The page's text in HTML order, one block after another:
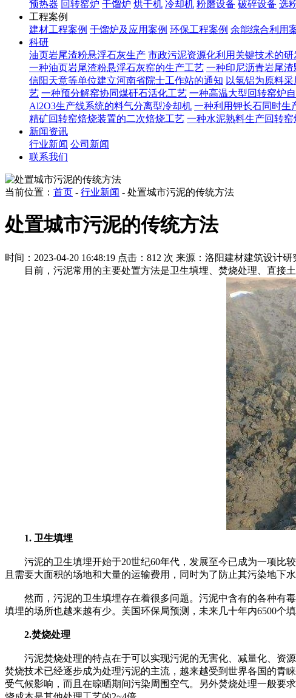
预热器 回转窑炉 干馏炉 烘干机 冷却机 粉磨设备 破碎设备 选
工程案例
建材工程案例 干馏炉及应用案例 环保工程案例 余能综合利用
科研
油页岩尾渣粉悬浮石灰生产 市政污泥资源化利用关键技术的研
一种油页岩尾渣粉悬浮石灰窑的生产工艺 一种印尼沥青岩尾
信阳天意等单位建立河南省院士工作站的通知 以氢铝为原料
艺 一种预分解窑协同煤矸石活化工艺 一种高温大型回转窑炉
Al2O3生产线系统的料气分离型冷却机 一种利用钾长石同时生
精矿回转窑焙烧装置的二次焙烧工艺 一种水泥熟料生产回转
新闻资讯
行业新闻 公司新闻
联系我们
当前位置： 首页 - 行业新闻 - 处置城市污泥的传统方法
处置城市污泥的传统方法
时间：2023-04-20 16:48:19 点击：812 次 来源：洛阳建材建筑设计研
目前，污泥常用的主要处置方法是卫生填埋、焚烧处理、直接土
1. 卫生填埋
污泥的卫生填埋开始于20世纪60年代，发展至今已成为一项比
且需要大面积的场地和大量的运输费用，同时为了防止其污染地下
然而，污泥的卫生填埋存在着很多问题。污泥中含有的各种有毒
填埋的场所也越来越有少。美国环保局预测，未来几十年内6500个填
2.焚烧处理
污泥焚烧处理的特点在于可以实现污泥的无害化、减量化、资源
焚烧技术已经逐步成为处理污泥的主流，越来越受到世界各国的青
受气候影响，而且在晾晒期间污染周围空气。另外焚烧处理一般要